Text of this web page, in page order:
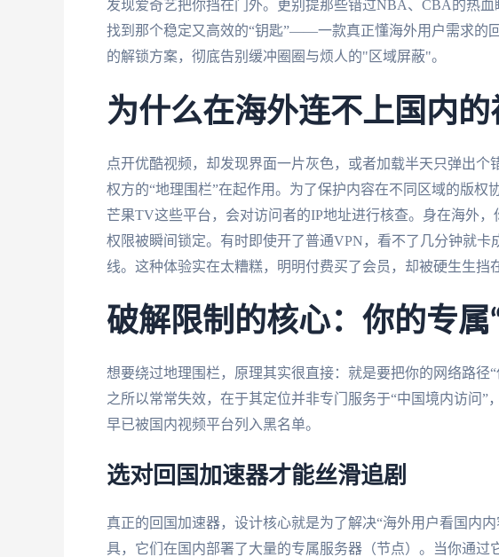
发现爱奇艺把你挡在门外。更别提那些错过NBA、CBA的热
找到那个稳定又高效的“钥匙”——一款真正懂海外用户需求的
的解锁方案，彻底告别缓冲圈圈与烦人的"区域屏蔽"。
为什么在海外连不上国内的
点开优酷视频，却发现界面一片灰色，或者加载半天只弹出
权方的“地理围栏”在起作用。为了保护内容在不同区域的版权
芒果TV这些平台，会对访问者的IP地址进行核查。身在海外
权限被瞬间锁定。有时即使开了普通VPN，看不了几分钟就卡
线。这种体验实在太糟糕，明明付费买了会员，却被硬生生挡
破解限制的核心：你的专属
想要绕过地理围栏，原理其实很直接：就是要把你的网络路径
之所以常常失效，在于其定位并非专门服务于“中国境内访问”
早已被国内视频平台列入黑名单。
选对回国加速器才能丝滑追剧
真正的回国加速器，设计核心就是为了解决“海外用户看国内
具，它们在国内部署了大量的专属服务器（节点）。当你通过